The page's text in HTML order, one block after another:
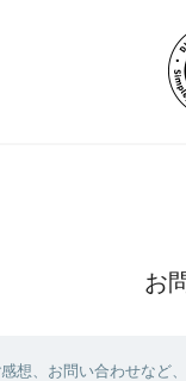
お
想、お問い合わせなど